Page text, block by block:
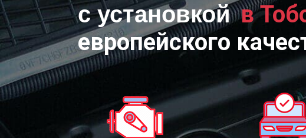
с установкой в
европейского